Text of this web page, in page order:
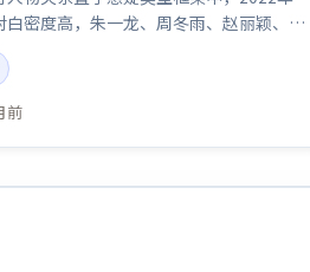
白密度高，朱一龙、周冬雨、赵丽颖、黄
得关注；整体气质偏中国大陆都市与冷色
前